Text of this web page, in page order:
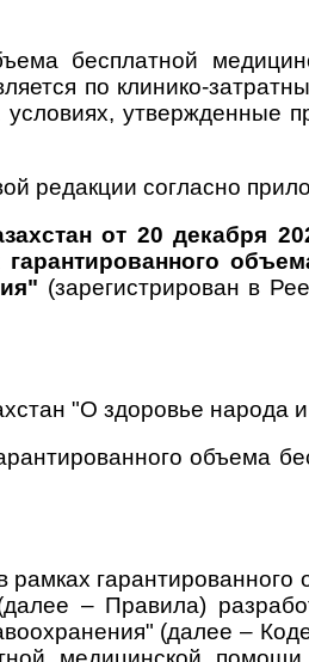
бесплатной
по клинико-
утвержденные
редакции согласно
от 20
(зарегистрирован в
"О здоровье
объема
– Правила)
(далее –